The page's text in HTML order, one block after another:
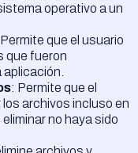
operativo a un
que el usuario
que fueron
: Permite que el
archivos incluso en
no haya sido